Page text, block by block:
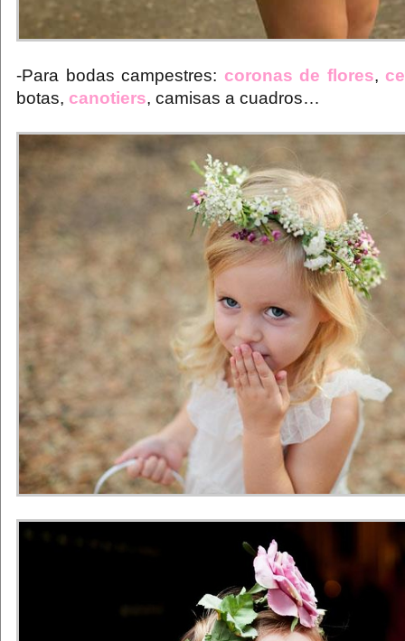
-Para bodas campestres: coronas de flores,
botas, canotiers, camisas a cuadros…